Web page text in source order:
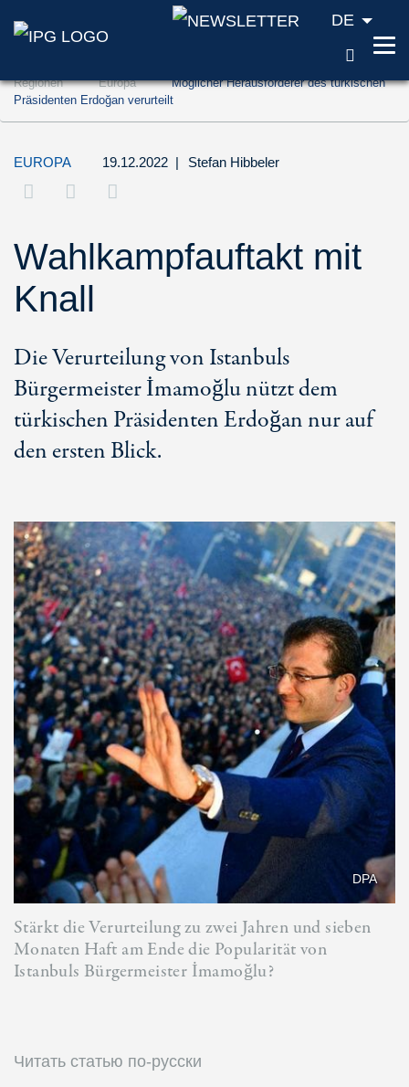
Zum Inhalt springen (Accesskey '1')
Zur Suche springen (Accesskey '2')
DE
Regionen Europa
Möglicher Herausforderer des türkischen
Präsidenten Erdoğan verurteilt
EUROPA 19.12.2022 | Stefan Hibbeler
Wahlkampfauftakt mit
Knall
Die Verurteilung von Istanbuls
Bürgermeister İmamoğlu nützt dem
türkischen Präsidenten Erdoğan nur auf
den ersten Blick.
DPA
Stärkt die Verurteilung zu zwei Jahren und sieben
Monaten Haft am Ende die Popularität von
Istanbuls Bürgermeister İmamoğlu?
Читать статью по-русски